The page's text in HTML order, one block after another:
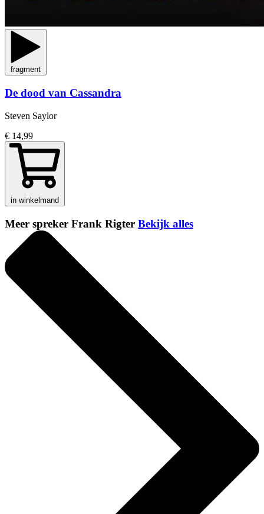
fragment
De dood van Cassandra
Steven Saylor
€ 14,99
in winkelmand
Meer spreker Frank Rigter Bekijk alles